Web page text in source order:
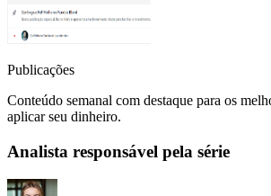
Publicações
Conteúdo semanal com destaque para os
aplicar seu dinheiro.
Analista responsável pela série